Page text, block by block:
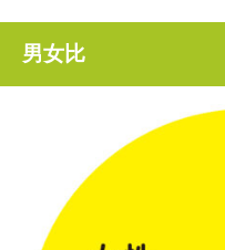
男女比